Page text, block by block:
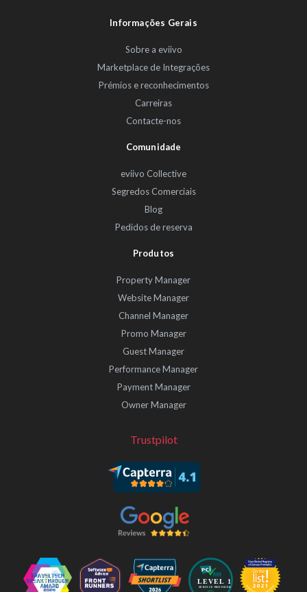
Informações Gerais
Sobre a eviivo
Marketplace de Integrações
Prémios e reconhecimentos
Carreiras
Contacte-nos
Comunidade
eviivo Collective
Segredos Comerciais
Blog
Pedidos de reserva
Produtos
Property Manager
Website Manager
Channel Manager
Promo Manager
Guest Manager
Performance Manager
Payment Manager
Owner Manager
Trustpilot